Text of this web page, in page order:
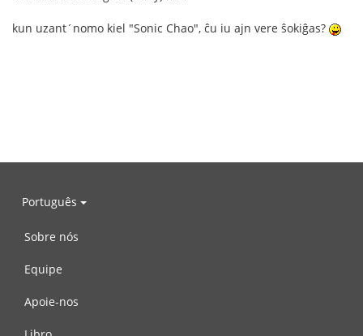
kun uzant´nomo kiel "Sonic Chao", ĉu iu ajn vere ŝokiĝas?
Português
Sobre nós
Equipe
Apoie-nos